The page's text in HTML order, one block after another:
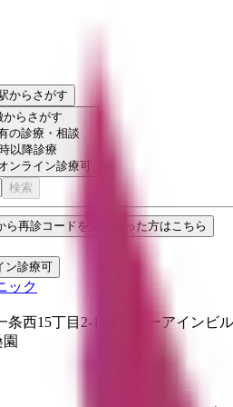
からさがす
からさがす
の診療・相談
以降診療
ンライン診療可
検索
ら再診コードを受け取った方はこちら
ン診療可
ック
西15丁目2-1 サンエーアインビ